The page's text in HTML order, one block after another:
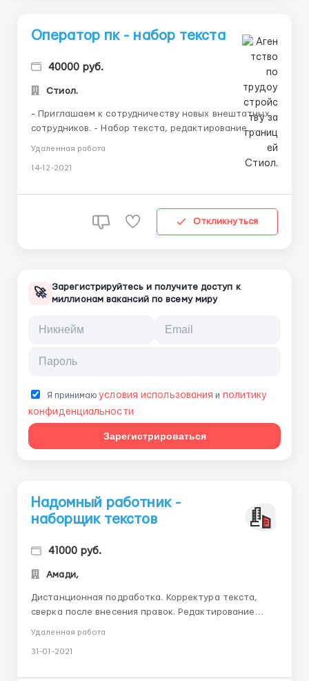
Оператор пк - набор текста
40000 руб.
Стиол.
- Приглашаем к сотрудничеству новых внештатных
сотрудников. - Набор текста, редактирование
сверка после внесения правок. - Предложение
актуально для всех желающих работать дома. -
Удаленная работа
14-12-2021
Откликнуться
🚀 Зарегистрируйтесь и получите доступ к
миллионам вакансий по всему миру
Я принимаюусловия использования и политику
конфиденциальности
Зарегистрироваться
Надомный работник -
наборщик текстов
41000 руб.
Амади,
Дистанционная подработка. Корректура текста,
сверка после внесения правок. Редактирование
авторских материалов. Набор информации с
дополнительного редактирования.Вышлите свои
Удаленная работа
31-01-2021